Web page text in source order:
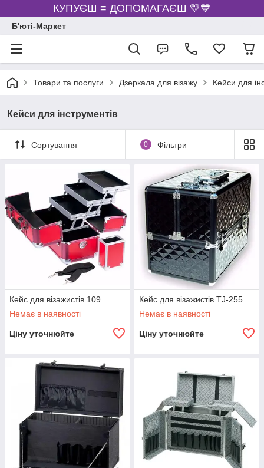
КУПУЄШ = ДОПОМАГАЄШ 💛💙
Б'юті-Маркет
Товари та послуги Дзеркала для візажу Кейси для
Кейси для інструментів
Сортування 0 Фільтри
Кейс для візажистів 109
Немає в наявності
Ціну уточнюйте
Кейс для візажистів TJ-255
Немає в наявності
Ціну уточнюйте